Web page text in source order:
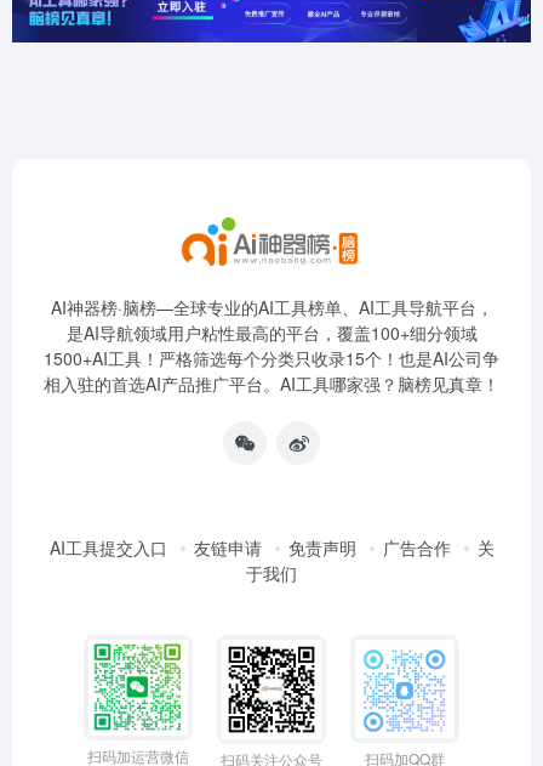
AI神器榜·脑榜—全球专业的AI工具榜单、AI工具导航平台，
是AI导航领域用户粘性最高的平台，覆盖100+细分领域
1500+AI工具！严格筛选每个分类只收录15个！也是AI公司争
相入驻的首选AI产品推广平台。AI工具哪家强？脑榜见真章！
AI工具提交入口 友链申请 免责声明 广告合作
关
于我们
扫码加运营微信 扫码关注公众号 扫码加QQ群